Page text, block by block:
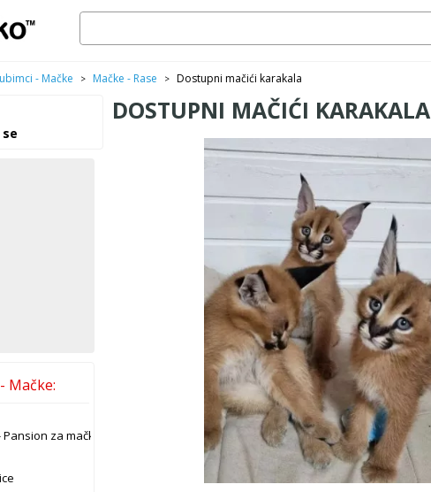
- Mačke > Mačke - Rase > Dostupni mačići karakala
Mačke:
za mačke
DOSTUPNI MAČIĆI KARAKALA